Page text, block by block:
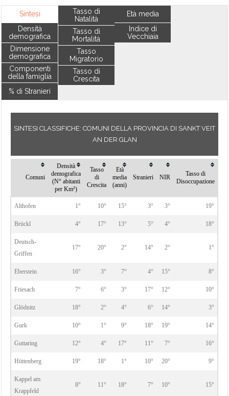
Sintesi
Densità
demografica
Dimensione
demografica
Componenti
della famiglia
% di Stranieri
Tasso di
Natalità
Tasso di
Mortalità
Tasso
Migratorio
Tasso di
Crescita
Età media
Indice di
Vecchiaia
SINTESI CLASSIFICHE: COMUNI DELLA PROVINCIA DI SANKT VEIT
AN DER GLAN
Comuni
Densità
demografica
(N° abitanti
per Km²)
Tasso
di
Crescita
Età
media
(anni)
Stranieri NIR
Tasso di
Disoccupazione
Althofen 1° 10° 15° 3° 3° 19°
Brückl 4° 17° 13° 5° 4° 18°
Deutsch-
Griffen
17° 20° 2° 14° 2° 1°
Eberstein 16° 3° 7° 4° 15° 8°
Friesach 7° 6° 3° 17° 12° 10°
Glödnitz 18° 2° 4° 6° 14° 3°
Gurk 10° 1° 9° 18° 19° 14°
Guttaring 12° 4° 17° 11° 7° 16°
Hüttenberg 19° 18° 1° 10° 20° 9°
Kappel am
Krappfeld
8° 11° 18° 7° 10° 15°